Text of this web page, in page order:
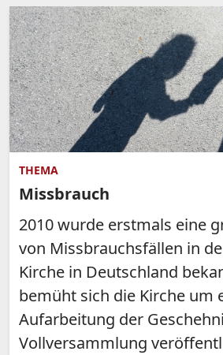
THEMA
Missbrauch
2010 wurde erstmals eine
von Missbrauchsfällen in
Kirche in Deutschland
bemüht sich die Kirche um
Aufarbeitung der
Vollversammlung